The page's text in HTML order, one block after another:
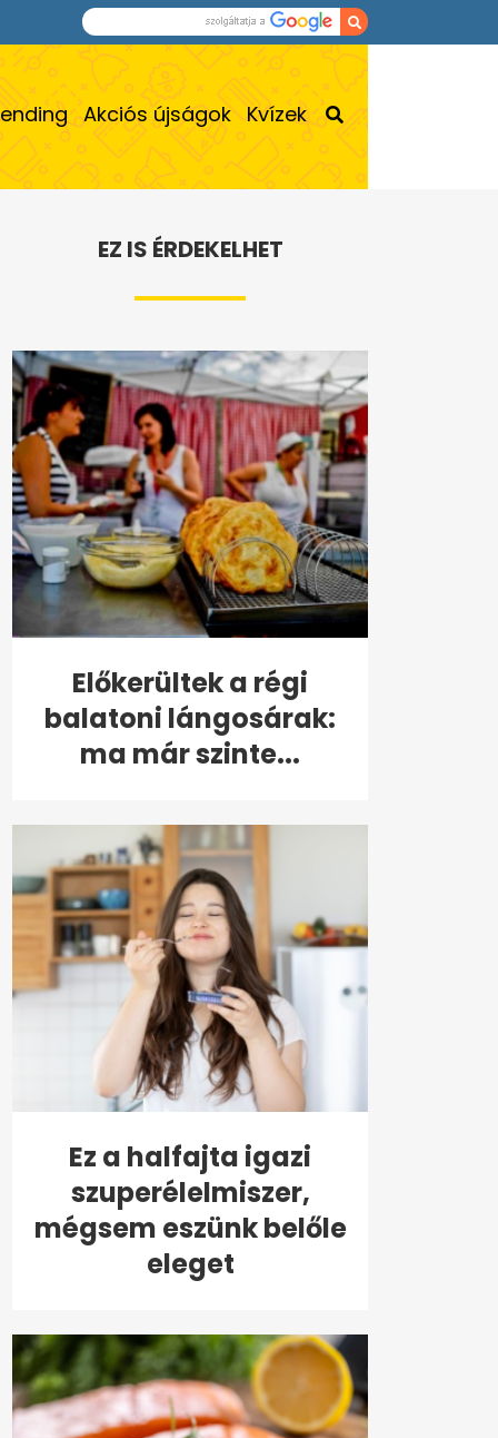
Akciós újságok Kvízek
EZ IS ÉRDEKELHET
Előkerültek a régi
balatoni lángosárak:
ma már szinte...
Ez a halfajta igazi
szuperélelmiszer,
mégsem eszünk belőle
eleget